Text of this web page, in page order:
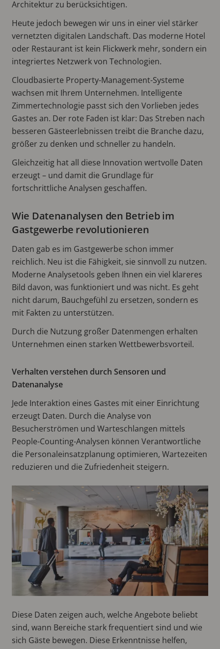
Architektur zu berücksichtigen.
Heute jedoch bewegen wir uns in einer viel stärker
vernetzten digitalen Landschaft. Das moderne Hotel
oder Restaurant ist kein Flickwerk mehr, sondern ein
integriertes Netzwerk von Technologien.
Cloudbasierte Property-Management-Systeme
wachsen mit Ihrem Unternehmen. Intelligente
Zimmertechnologie passt sich den Vorlieben jedes
Gastes an. Der rote Faden ist klar: Das Streben nach
besseren Gästeerlebnissen treibt die Branche dazu,
größer zu denken und schneller zu handeln.
Gleichzeitig hat all diese Innovation wertvolle Daten
erzeugt – und damit die Grundlage für
fortschrittliche Analysen geschaffen.
Wie Datenanalysen den Betrieb im
Gastgewerbe revolutionieren
Daten gab es im Gastgewerbe schon immer
reichlich. Neu ist die Fähigkeit, sie sinnvoll zu nutzen.
Moderne Analysetools geben Ihnen ein viel klareres
Bild davon, was funktioniert und was nicht. Es geht
nicht darum, Bauchgefühl zu ersetzen, sondern es
mit Fakten zu unterstützen.
Durch die Nutzung großer Datenmengen erhalten
Unternehmen einen starken Wettbewerbsvorteil.
Verhalten verstehen durch Sensoren und
Datenanalyse
Jede Interaktion eines Gastes mit einer Einrichtung
erzeugt Daten. Durch die Analyse von
Besucherströmen und Warteschlangen mittels
People-Counting-Analysen können Verantwortliche
die Personaleinsatzplanung optimieren, Wartezeiten
reduzieren und die Zufriedenheit steigern.
Diese Daten zeigen auch, welche Angebote beliebt
sind, wann Bereiche stark frequentiert sind und wie
sich Gäste bewegen. Diese Erkenntnisse helfen,